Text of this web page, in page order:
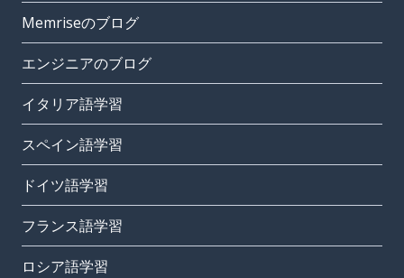
Memriseのブログ
エンジニアのブログ
イタリア語学習
スペイン語学習
ドイツ語学習
フランス語学習
ロシア語学習